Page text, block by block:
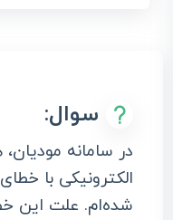
سوال:
در سامانه
شده‌ام. علت این